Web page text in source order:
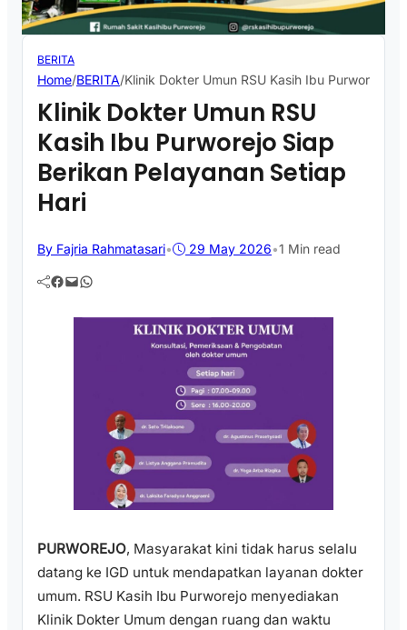
BERITA
Home/BERITA/Klinik Dokter Umun RSU Kasih Ibu Purworejo
Klinik Dokter Umun RSU
Kasih Ibu Purworejo Siap
Berikan Pelayanan Setiap
Hari
By Fajria Rahmatasari• 29 May 2026•1 Min read
Facebook Mail WhatsApp
PURWOREJO, Masyarakat kini tidak harus selalu
datang ke IGD untuk mendapatkan layanan dokter
umum. RSU Kasih Ibu Purworejo⁠ menyediakan
Klinik Dokter Umum dengan ruang dan waktu